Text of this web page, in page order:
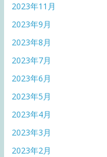
2023年11月
2023年9月
2023年8月
2023年7月
2023年6月
2023年5月
2023年4月
2023年3月
2023年2月